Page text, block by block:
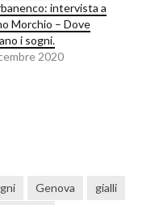
intervista a
Morchio – Dove
i sogni.
2020
Genova
gialli